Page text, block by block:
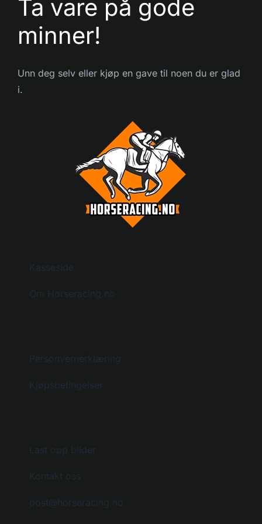
Ta vare på gode
minner!
Unn deg selv eller kjøp en gave til noen du er glad
i.
Kasseside
Om Horseracing.no
Personvernerklæring
Kjøpsbetingelser
Last opp bilder
Kontakt oss
post@horseracing.no